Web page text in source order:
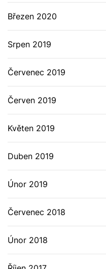
Březen 2020
Srpen 2019
Červenec 2019
Červen 2019
Květen 2019
Duben 2019
Únor 2019
Červenec 2018
Únor 2018